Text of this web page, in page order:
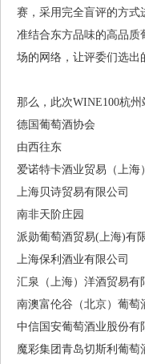
赛，采用完全盲评的方式
准结合东方品味的高品质
场的网络，让评委们选出
那么，此次WINE100杭
德国葡萄酒协会
由西往东
爱诺特卡酒业贸易（上海
上海贝诗贸易有限公司
南非天阶庄园
派勋葡萄酒贸易(上海)有
上海保利酒业有限公司
汇泉（上海）洋酒贸易有
南澳富伦谷（北京）葡萄
中信国安葡萄酒业股份有
魔彩集团青岛切斯利葡萄